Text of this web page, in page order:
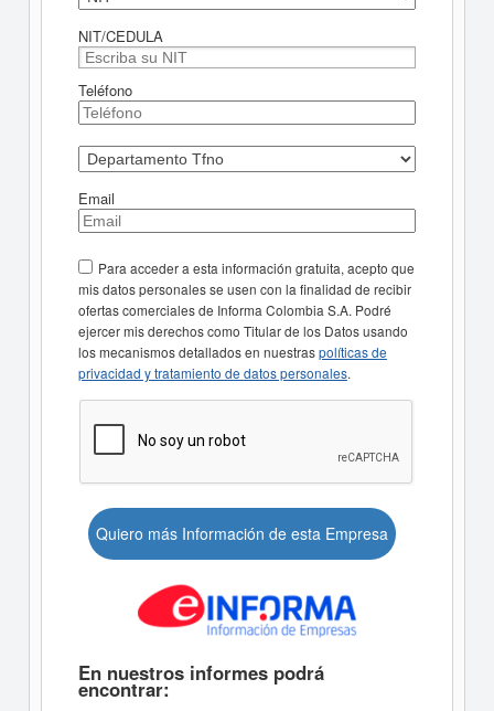
NIT/CEDULA
Teléfono
Email
Para acceder a esta información gratuita, acepto que
mis datos personales se usen con la finalidad de recibir
ofertas comerciales de Informa Colombia S.A. Podré
ejercer mis derechos como Titular de los Datos usando
los mecanismos detallados en nuestraspolíticas de
privacidad y tratamiento de datos personales.
Quiero más Información de esta Empresa
En nuestros informes podrá
encontrar: